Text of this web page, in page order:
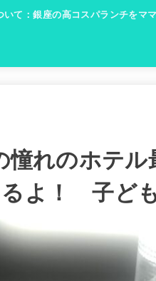
いて：銀座の高コスパランチをマ
れのホテル
よ！ 子ど